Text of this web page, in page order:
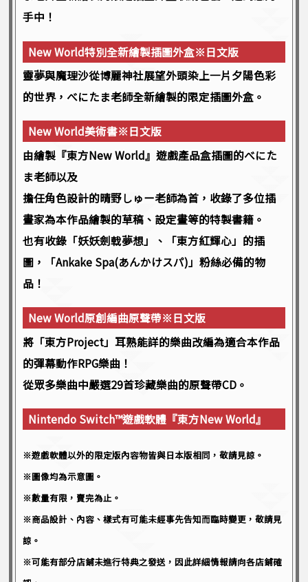
手中！
New World特別全新繪製插圖外盒※日文版
靈夢與魔理沙從博麗神社展望外頭染上一片夕陽色彩
的世界，べにたま老師全新繪製的限定插圖外盒。
New World美術書※日文版
由繪製『東方New World』遊戲產品盒插圖的べにた
ま老師以及
擔任角色設計的晴野しゅー老師為首，收錄了多位插
畫家為本作品繪製的草稿、設定畫等的特製書籍。
也有收錄「妖妖劍戟夢想」、「東方紅輝心」的插
圖，「Ankake Spa(あんかけスパ)」粉絲必備的物
品！
New World原創編曲原聲帶※日文版
將「東方Project」耳熟能詳的樂曲改編為適合本作品
的彈幕動作RPG樂曲！
從眾多樂曲中嚴選29首珍藏樂曲的原聲帶CD。
Nintendo Switch™遊戲軟體『東方New World』
※遊戲軟體以外的限定版內容物皆與日本版相同，敬請見諒。
※圖像均為示意圖。
※數量有限，賣完為止。
※商品設計、內容、樣式有可能未經事先告知而臨時變更，敬請見
諒。
※可能有部分店鋪未進行特典之發送，因此詳細情報請向各店鋪確